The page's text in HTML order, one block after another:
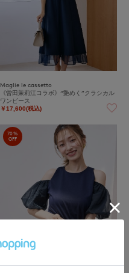
Maglie le cassetto
《曽田茉莉江コラボ》“艶めく”クラシカル
ワンピース
￥17,600(税込)
70%
OFF